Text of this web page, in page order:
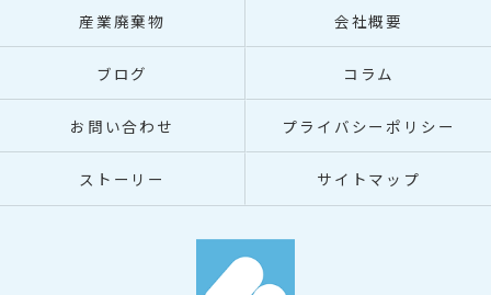
産業廃棄物 会社概要
ブログ コラム
お問い合わせ プライバシーポリシー
ストーリー サイトマップ